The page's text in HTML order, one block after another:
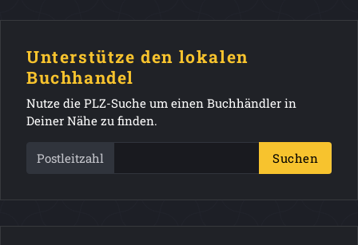
Unterstütze den lokalen
Buchhandel
Nutze die PLZ-Suche um einen Buchhändler in
Deiner Nähe zu finden.
Postleitzahl Suchen